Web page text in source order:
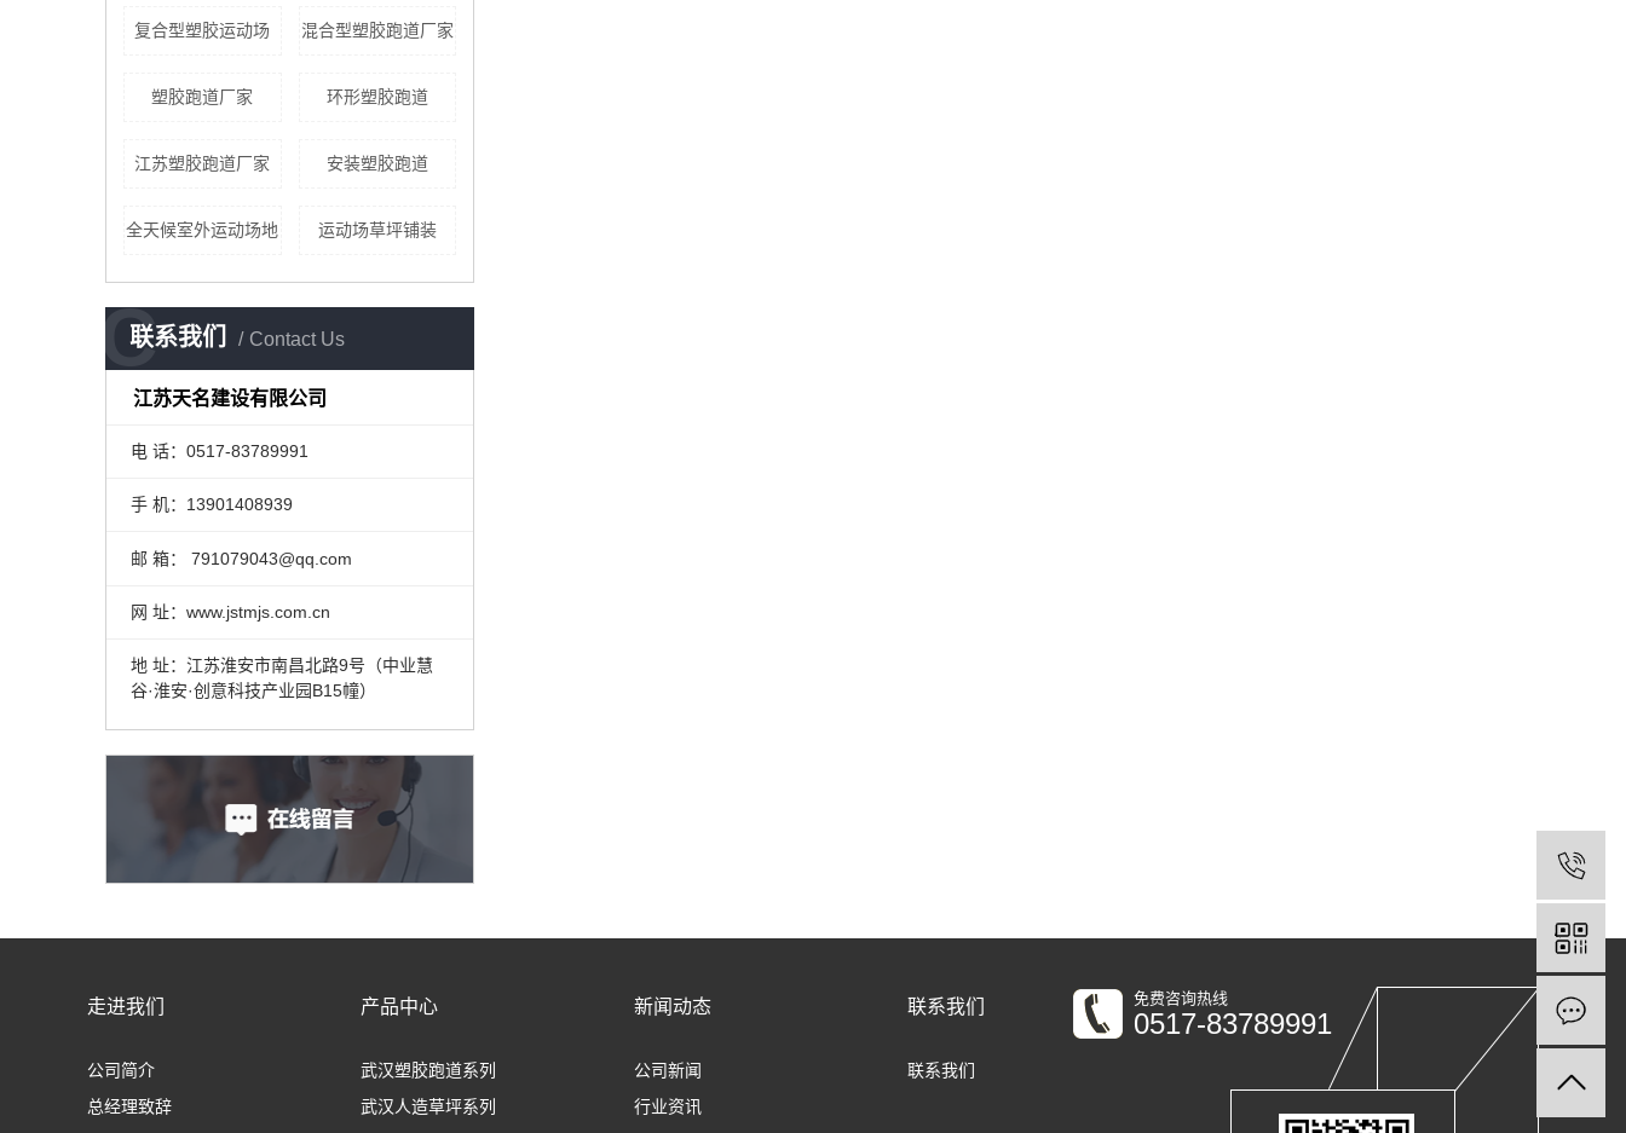
复合型塑胶运动场 混合型塑胶跑道厂家
​塑胶跑道厂家 环形塑胶跑道
江苏塑胶跑道厂家 安装塑胶跑道
全天候室外运动场地 运动场草坪铺装
联系我们 Contact Us
C
江苏天名建设有限公司
电 话：0517-83789991
手 机：13901408939
邮 箱： 791079043@qq.com
网 址：www.jstmjs.com.cn
地 址：江苏淮安市南昌北路9号（中业慧
谷·淮安·创意科技产业园B15幢）
走进我们
公司简介
总经理致辞
产品中心
武汉塑胶跑道系列
武汉人造草坪系列
新闻动态
公司新闻
行业资讯
联系我们
联系我们
免费咨询热线
0517-83789991